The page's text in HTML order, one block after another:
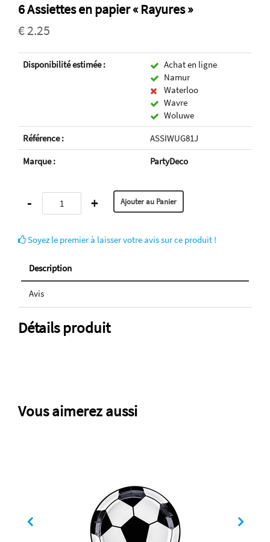
6 Assiettes en papier « Rayures »
€ 2.25
Disponibilité estimée :
Achat en ligne
Namur
Waterloo
Wavre
Woluwe
Référence :
ASSIWUG81J
Marque :
PartyDeco
- +
Soyez le premier à laisser votre avis sur ce produit !
Description
Avis
Détails produit
Vous aimerez aussi